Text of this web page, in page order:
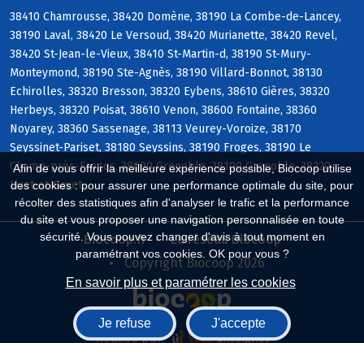
Afin de vous offrir la meilleure expérience possible, Biocoop utilise
des cookies : pour assurer une performance optimale du site, pour
récolter des statistiques afin d'analyser le trafic et la performance
du site et vous proposer une navigation personnalisée en toute
sécurité. Vous pouvez changer d'avis à tout moment en
paramétrant vos cookies. OK pour vous ?
En savoir plus et paramétrer les cookies
Je refuse J'accepte
38410 Chamrousse, 38420 Domène, 38190 La Combe-de-Lancey,
38190 Laval, 38420 Le Versoud, 38420 Murianette, 38420 Revel,
38420 St-Jean-le-Vieux, 38410 St-Martin-d, 38190 St-Mury-
Monteymond, 38190 Ste-Agnès, 38190 Villard-Bonnot, 38130
Echirolles, 38320 Bresson, 38320 Eybens, 38610 Gières, 38320
Herbeys, 38320 Poisat, 38610 Venon, 38600 Fontaine, 38360
Noyarey, 38360 Sassenage, 38113 Veurey-Voroize, 38170
Seyssinet-Pariset, 38180 Seyssins, 38190 Froges, 38190 Le
Champ-près-Froges, 38000 Grenoble, 38100 Grenoble, 38220
Livet-et-Gavet
Biocoop.fr
Le réseau Biocoop
Copyright Biocoop 2026
Réalisé par